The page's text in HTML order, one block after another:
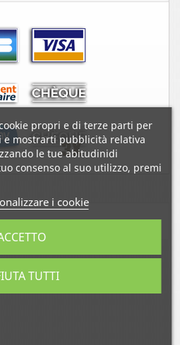
propri e di terze parti per
mostrarti pubblicità relativa
le tue abitudinidi
consenso al suo utilizzo, premi
i cookie
TUTTI